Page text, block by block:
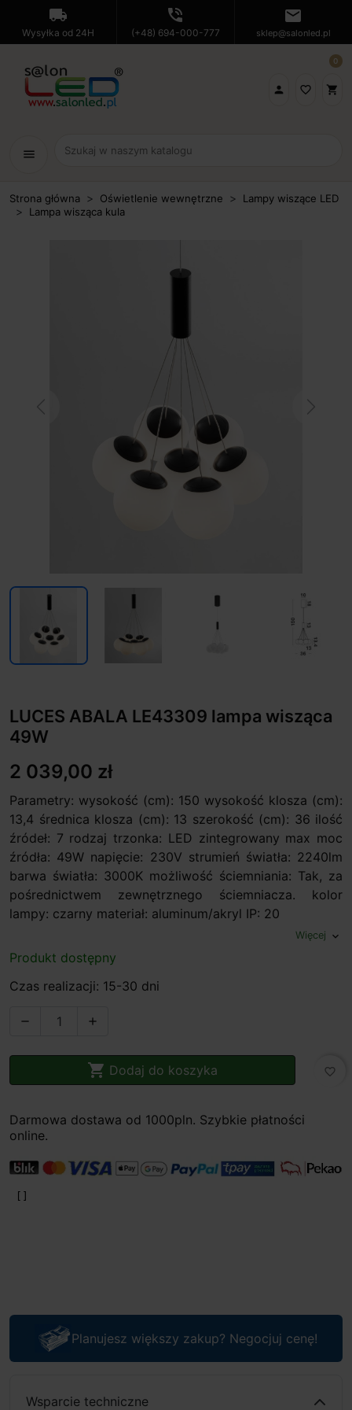
local_shipping
Wysyłka od 24H
phone_in_talk
(+48) 694-000-777
mail
sklep@salonled.pl
 favorite_border shopping_cart
0
menu
Strona główna Oświetlenie wewnętrzne
Lampy wiszące LED
Lampa wisząca kula
LUCES ABALA LE43309 lampa wisząca
49W
2 039,00 zł
Parametry: wysokość (cm): 150 wysokość klosza (cm):
13,4 średnica klosza (cm): 13 szerokość (cm): 36 ilość
źródeł: 7 rodzaj trzonka: LED zintegrowany max moc
źródła: 49W napięcie: 230V strumień światła: 2240lm
barwa światła: 3000K możliwość ściemniania: Tak, za
pośrednictwem zewnętrznego ściemniacza. kolor
lampy: czarny materiał: aluminum/akryl IP: 20
Więcej expand_more
Produkt dostępny
Czas realizacji: 15-30 dni
 
 Dodaj do koszyka favorite_border
Darmowa dostawa od 1000pln. Szybkie płatności
online.
Planujesz większy zakup? Negocjuj cenę!
Wsparcie techniczne